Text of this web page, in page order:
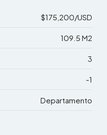
$175,200/USD
109.5 M2
3
-1
Departamento